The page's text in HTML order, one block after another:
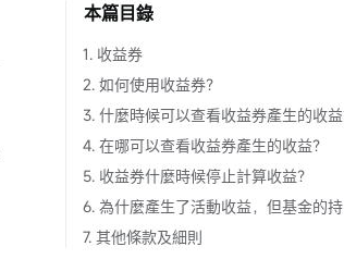
本篇目錄
1. 收益券
2. 如何使用收益券？
3. 什麼時候可以查看收益券產生的收
4. 在哪可以查看收益券產生的收益？
5. 收益券什麼時候停止計算收益？
7. 其他條款及細則